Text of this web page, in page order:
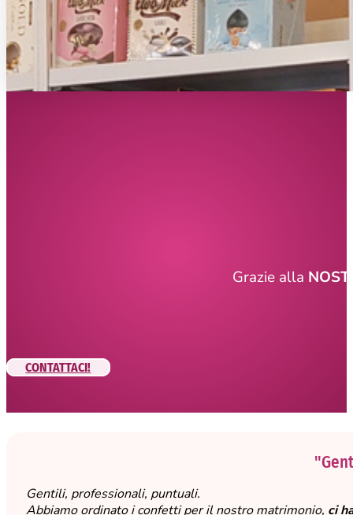
Grazie alla
CONTATTACI!
Gentili, professionali, puntuali.
Abbiamo ordinato i confetti per il nostro matrimonio, ci